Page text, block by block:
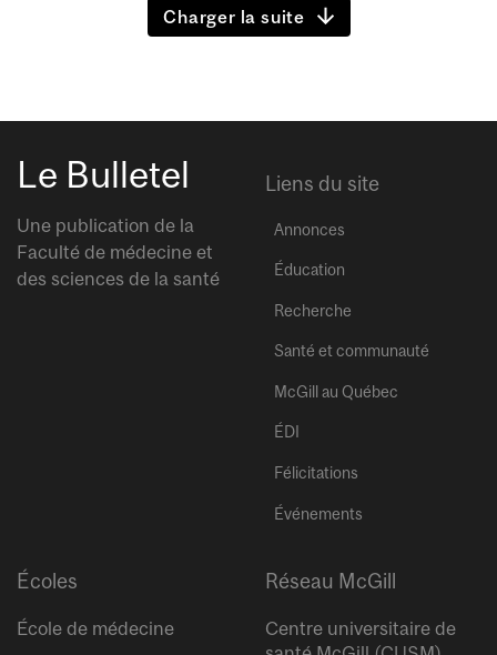
Charger la suite
Le Bulletel
Une publication de la
Faculté de médecine et
des sciences de la santé
Liens du site
Annonces
Éducation
Recherche
Santé et communauté
McGill au Québec
ÉDI
Félicitations
Événements
Écoles
École de médecine
Réseau McGill
Centre universitaire de